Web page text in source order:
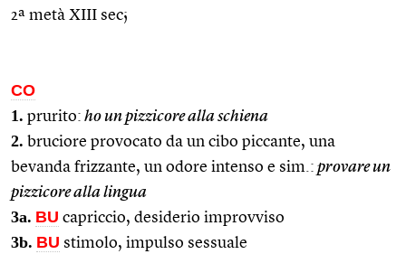
2ª metà XIII sec;
CO
1. prurito: ho un pizzicore alla schiena
2. bruciore provocato da un cibo piccante, una
bevanda frizzante, un odore intenso e sim.: provare un
pizzicore alla lingua
3a. BU capriccio, desiderio improvviso
3b. BU stimolo, impulso sessuale